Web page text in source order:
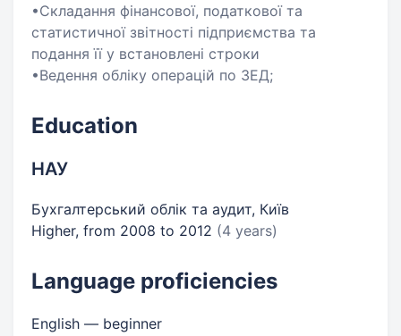
•Складання фінансової, податкової та
статистичної звітності підприємства та
подання її у встановлені строки
•Ведення обліку операцій по ЗЕД;
Education
НАУ
Бухгалтерський облік та аудит, Київ
Higher, from 2008 to 2012 (4 years)
Language proficiencies
English — beginner